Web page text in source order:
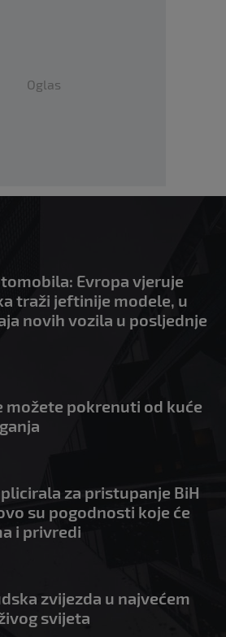
Oglas
Evropa vjeruje
traži jeftinije modele, u
novih vozila u posljednje
možete pokrenuti od kuće
za pristupanje BiH
su pogodnosti koje će
i privredi
zvijezda u najvećem
svijeta